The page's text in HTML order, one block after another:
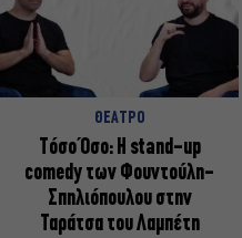
ΘΕΑΤΡΟ
Τόσο Όσο: Η stand-up
comedy των Φουντούλη-
Σπηλιόπουλου στην
Ταράτσα του Λαμπέτη